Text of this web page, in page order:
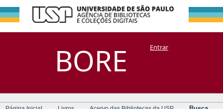
BORE
Busca no Acervo
DSpace/Manakin + CoriscoEntrar